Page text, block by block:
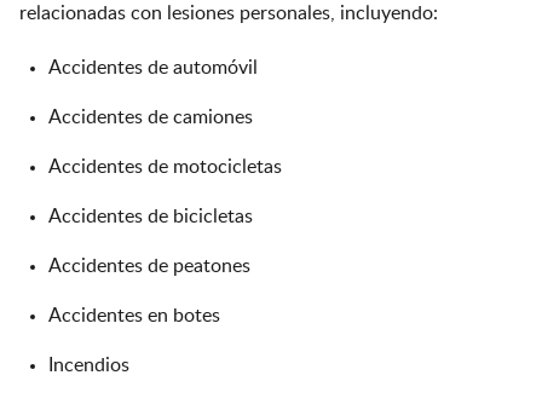
relacionadas con lesiones personales, incluyendo:
Accidentes de automóvil
Accidentes de camiones
Accidentes de motocicletas
Accidentes de bicicletas
Accidentes de peatones
Accidentes en botes
Incendios